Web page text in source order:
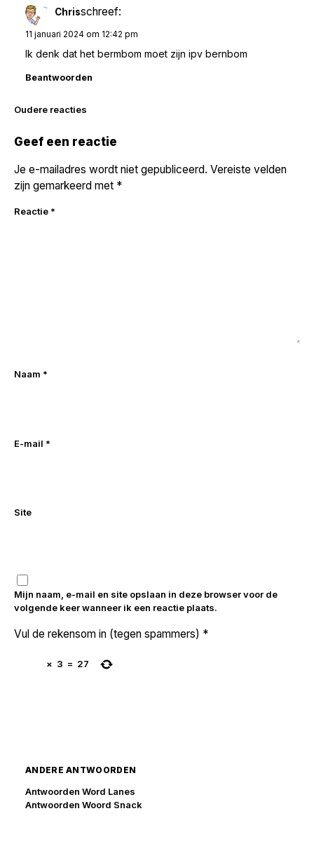
Chrisschreef:
11 januari 2024 om 12:42 pm
Ik denk dat het bermbom moet zijn ipv bernbom
Beantwoorden
Reacties
Oudere reacties
Geef een reactie
Je e-mailadres wordt niet gepubliceerd. Vereiste velden
zijn gemarkeerd met *
Reactie *
Naam *
E-mail *
Site
Mijn naam, e-mail en site opslaan in deze browser voor de
volgende keer wanneer ik een reactie plaats.
Vul de rekensom in (tegen spammers) *
× 3 = 27
ANDERE ANTWOORDEN
Antwoorden Word Lanes
Antwoorden Woord Snack